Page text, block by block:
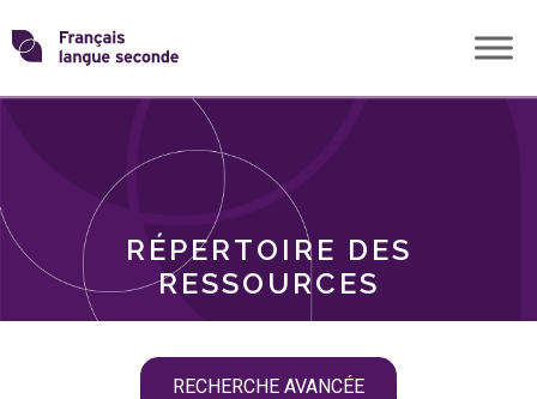
Skip
toTransformons
langue
RÉPERTOIRE DES
RESSOURCES
RECHERCHE AVANCÉE
THÈMES